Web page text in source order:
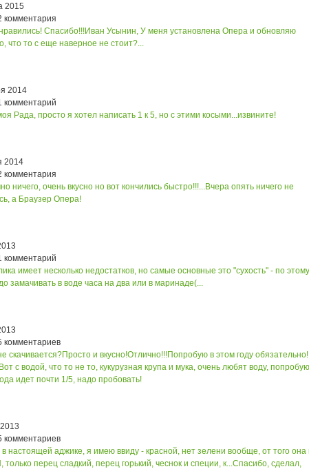
2015
комментария
Спасибо!!!Иван Усынин, У меня установлена Опера и обновляю
что то с еще наверное не стоит?...
2014
комментарий
Рада, просто я хотел написать 1 к 5, но с этими косыми...извините!
2014
комментария
ничего, очень вкусно но вот кончились быстро!!!...Вчера опять ничего не
а Браузер Опера!
комментарий
имеет несколько недостатков, но самые основные это "сухость" - по
замачивать в воде часа на два или в маринаде(...
комментариев
скачивается?Просто и вкусно!Отлично!!!Попробую в этом году обязательно!
Вот с водой, что то не то, кукурузная крупа и мука, очень любят воду,
идет почти 1/5, надо пробовать!
комментариев
настоящей аджике, я имею ввиду - красной, нет зелени вообще, от того она
перец сладкий, перец горький, чеснок и специи, к...Спасибо, сделал,